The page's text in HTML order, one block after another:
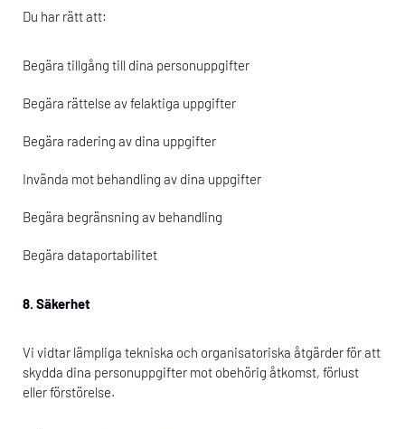
Du har rätt att:
Begära tillgång till dina personuppgifter
Begära rättelse av felaktiga uppgifter
Begära radering av dina uppgifter
Invända mot behandling av dina uppgifter
Begära begränsning av behandling
Begära dataportabilitet
8. Säkerhet
Vi vidtar lämpliga tekniska och organisatoriska åtgärder för att
skydda dina personuppgifter mot obehörig åtkomst, förlust
eller förstörelse.